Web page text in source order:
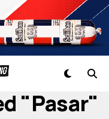
"pasar"